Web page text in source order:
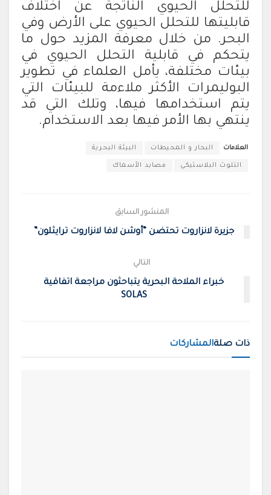
للتحلل الحيوي الناتجة عن اختلاف
قابليتها للتحلل الحيوي على الأرض وفي
البحر. من خلال معرفة المزيد حول ما
يتحكم في قابلية التحلل الحيوي في
بيئات مختلفة، يأمل العلماء في تطوير
البوليمرات الأكثر ملاءمة للبيئات التي
يتم استخدامها فيها، وتلك التي قد
ينتهي بها الأمر فيها بعد الاستخدام.
العلامات البحار و المحيطات البيئة البحرية
التلوث البلاستيكي مصايد الأسماك
المنشور السابق
جزيرة لانزاروت تحتضن “أوشن لافا لانزاروت ترايثلون”
التالي
خبراء الملاحة البحرية يتباحثون مراجعة اتفاقية
SOLAS
ذات صلةالمشاركات